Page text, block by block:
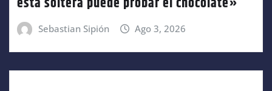
Sebastian Sipión Ago 3, 2026